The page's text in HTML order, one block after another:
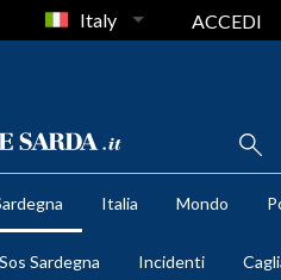
Italy ACCEDI
Italia Mondo
Sos Sardegna Incidenti